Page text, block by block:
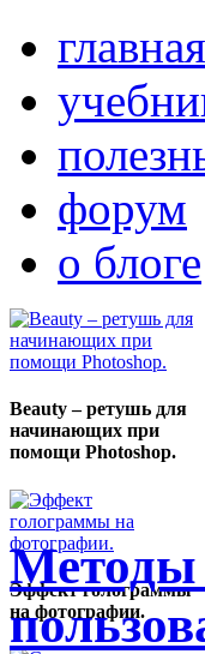
главная
форум
о блоге
Beauty – ретушь для
начинающих при
помощи Photoshop.
Эффект голограммы
на фотографии.
Методы